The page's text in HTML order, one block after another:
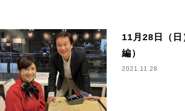
11月28日（
編）
2021.11.28